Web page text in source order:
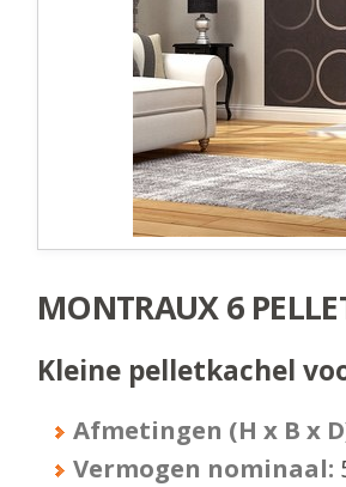
MONTRAUX 6
Kleine pelletkachel
Afmetingen (H x B x
Vermogen nominaal: